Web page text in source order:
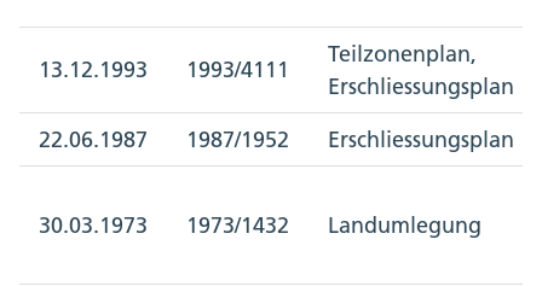
13.12.1993 1993/4111
Teilzonenplan,
Erschliessungsplan
22.06.1987
1987/1952 Erschliessungsplan
30.03.1973 1973/1432 Landumlegung